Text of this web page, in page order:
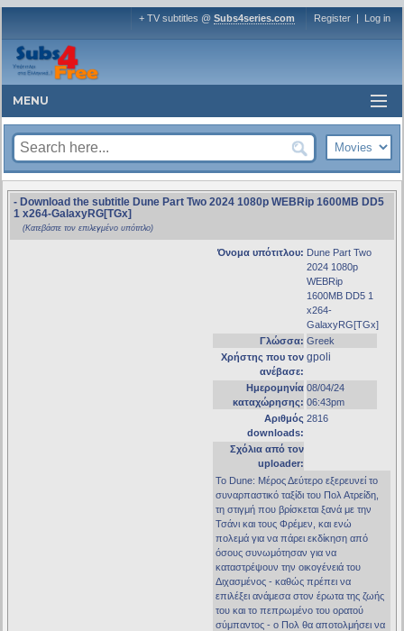
+ TV subtitles @ Subs4series.com Register | Log in
MENU
- Download the subtitle Dune Part Two 2024 1080p WEBRip 1600MB DD5
1 x264-GalaxyRG[TGx]
(Κατεβάστε τον επιλεγμένο υπότιτλο)
Όνομα υπότιτλου: Dune Part Two
2024 1080p
WEBRip
1600MB DD5 1
x264-
GalaxyRG[TGx]
Γλώσσα: Greek
Χρήστης που τον
ανέβασε:
gpoli
Ημερομηνία
καταχώρησης:
08/04/24
06:43pm
Αριθμός
downloads:
2816
Σχόλια από τον
uploader:
Το Dune: Μέρος Δεύτερο εξερευνεί το
συναρπαστικό ταξίδι του Πολ Ατρείδη,
τη στιγμή που βρίσκεται ξανά με την
Τσάνι και τους Φρέμεν, και ενώ
πολεμά για να πάρει εκδίκηση από
όσους συνωμότησαν για να
καταστρέψουν την οικογένειά του
Διχασμένος - καθώς πρέπει να
επιλέξει ανάμεσα στον έρωτα της ζωής
του και το πεπρωμένο του ορατού
σύμπαντος - ο Πολ θα αποτολμήσει να